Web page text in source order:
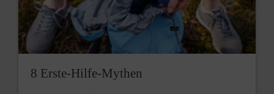
8 Erste-Hilfe-Mythen